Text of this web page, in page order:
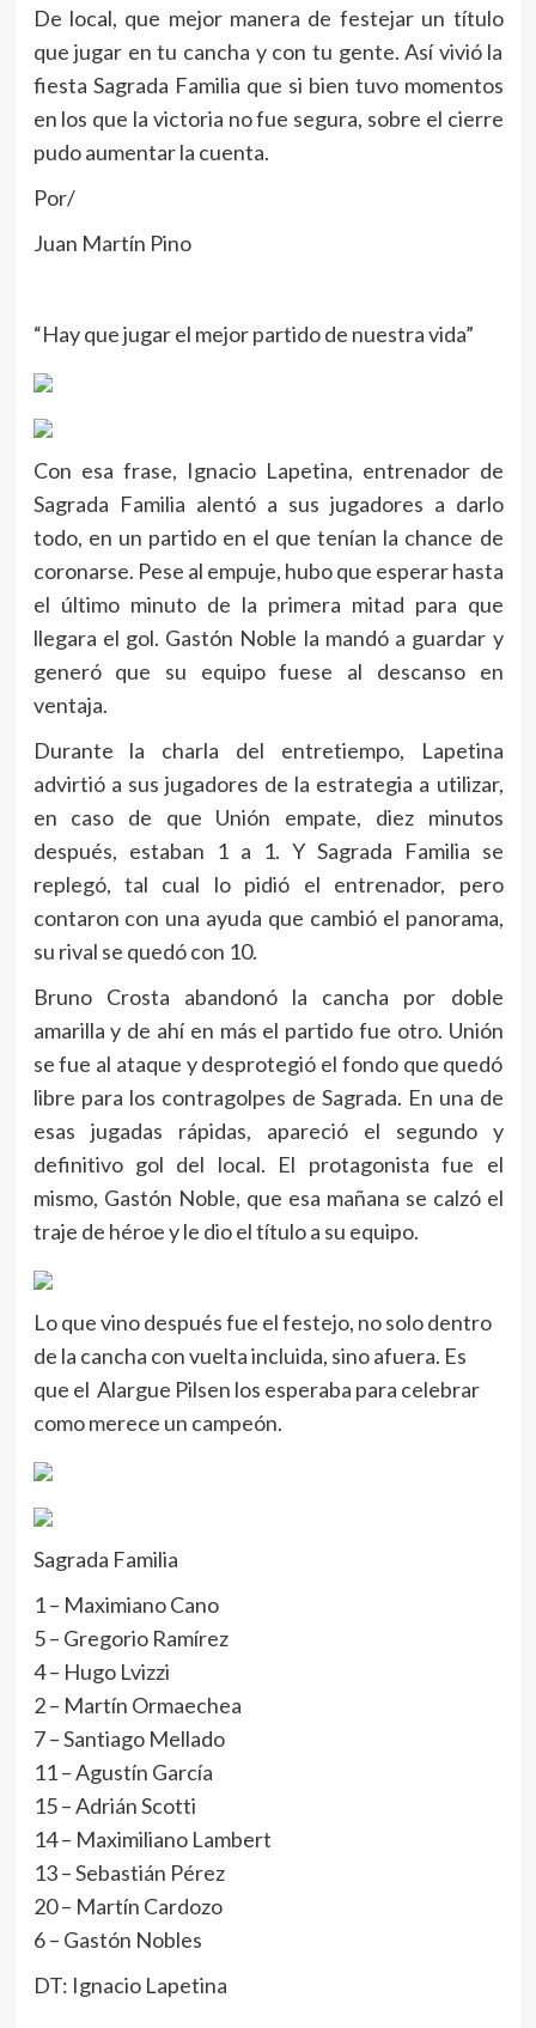
De local, que mejor manera de festejar un título
que jugar en tu cancha y con tu gente. Así vivió la
fiesta Sagrada Familia que si bien tuvo momentos
en los que la victoria no fue segura, sobre el cierre
pudo aumentar la cuenta.
Por/
Juan Martín Pino
“Hay que jugar el mejor partido de nuestra vida”
Con esa frase, Ignacio Lapetina, entrenador de
Sagrada Familia alentó a sus jugadores a darlo
todo, en un partido en el que tenían la chance de
coronarse. Pese al empuje, hubo que esperar hasta
el último minuto de la primera mitad para que
llegara el gol. Gastón Noble la mandó a guardar y
generó que su equipo fuese al descanso en
ventaja.
Durante la charla del entretiempo, Lapetina
advirtió a sus jugadores de la estrategia a utilizar,
en caso de que Unión empate, diez minutos
después, estaban 1 a 1. Y Sagrada Familia se
replegó, tal cual lo pidió el entrenador, pero
contaron con una ayuda que cambió el panorama,
su rival se quedó con 10.
Bruno Crosta abandonó la cancha por doble
amarilla y de ahí en más el partido fue otro. Unión
se fue al ataque y desprotegió el fondo que quedó
libre para los contragolpes de Sagrada. En una de
esas jugadas rápidas, apareció el segundo y
definitivo gol del local. El protagonista fue el
mismo, Gastón Noble, que esa mañana se calzó el
traje de héroe y le dio el título a su equipo.
Lo que vino después fue el festejo, no solo dentro
de la cancha con vuelta incluida, sino afuera. Es
que el Alargue Pilsen los esperaba para celebrar
como merece un campeón.
Sagrada Familia
1 – Maximiano Cano
5 – Gregorio Ramírez
4 – Hugo Lvizzi
2 – Martín Ormaechea
7 – Santiago Mellado
11 – Agustín García
15 – Adrián Scotti
14 – Maximiliano Lambert
13 – Sebastián Pérez
20 – Martín Cardozo
6 – Gastón Nobles
DT: Ignacio Lapetina